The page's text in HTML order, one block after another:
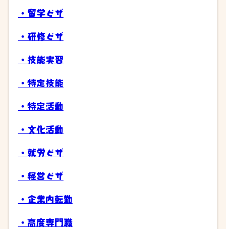
・留学ビザ
・研修ビザ
・技能実習
・特定技能
・特定活動
・文化活動
・就労ビザ
・経営ビザ
・企業内転勤
・高度専門職